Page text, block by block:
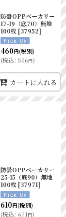
防曇OPPベーカリー
17-19（底70）無地
100枚 [37952]
460円(税別)
(税込: 506円)
カートに入れる
防曇OPPベーカリー
25-15（底90）無地
100枚 [37971]
610円(税別)
(税込: 671円)